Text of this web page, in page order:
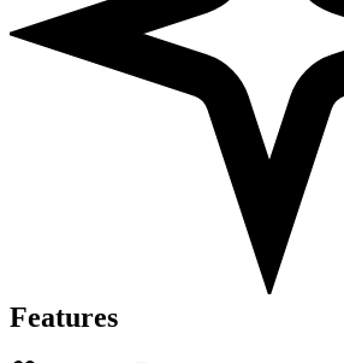
Features